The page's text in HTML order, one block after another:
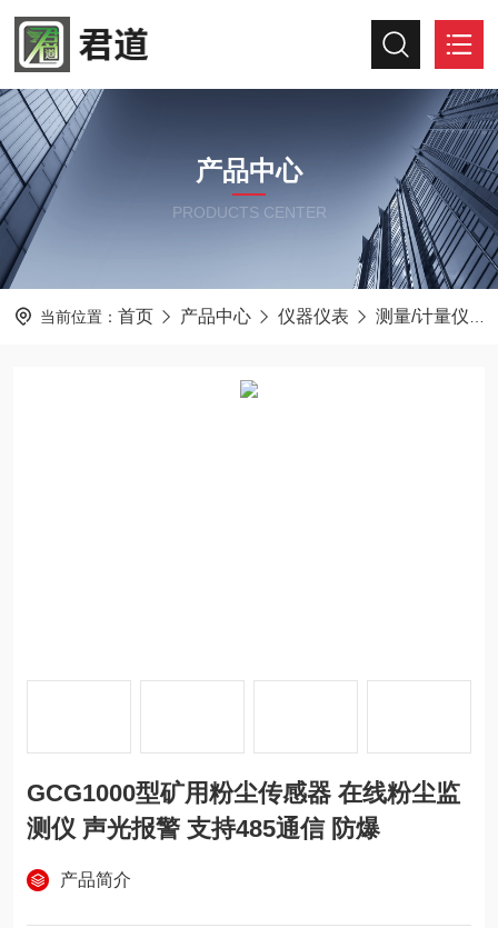
产品中心
PRODUCTS CENTER
当前位置： 首页 产品中心 仪器仪表 测量/计量仪器
GCG1000型矿用粉尘传感器 在线粉尘监
测仪 声光报警 支持485通信 防爆
产品简介